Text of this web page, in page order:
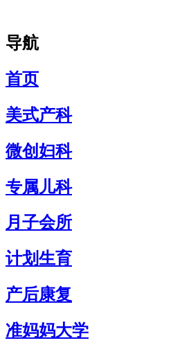
导航
首页
美式产科
微创妇科
专属儿科
月子会所
计划生育
产后康复
准妈妈大学